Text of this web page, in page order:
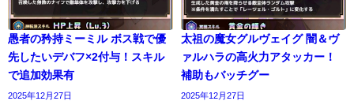
愚者の矜持ミーミル ボス戦で優
先したいデバフ×2付与！スキル
で追加効果有
2025年12月27日
太祖の魔女グルヴェイグ 闇＆ヴ
ァルハラの高火力アタッカー！
補助もバッチグー
2025年12月27日